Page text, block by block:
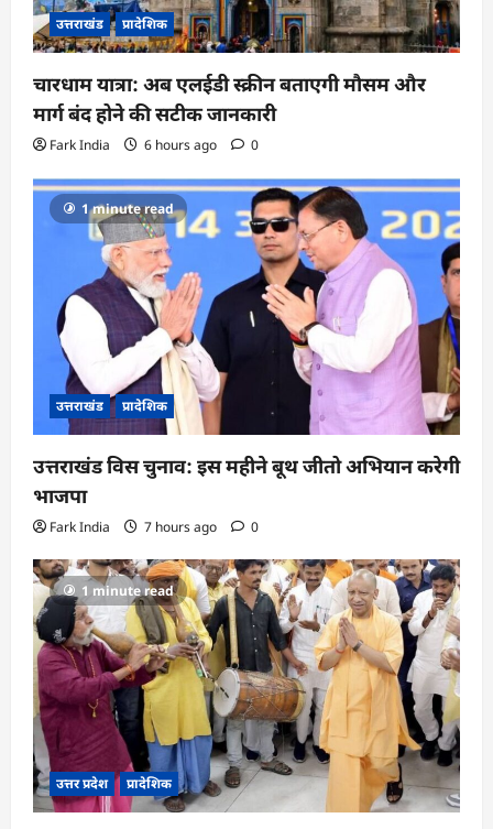
उत्तराखंड प्रादेशिक
चारधाम यात्रा: अब एलईडी स्क्रीन बताएगी मौसम और
मार्ग बंद होने की सटीक जानकारी
Fark India 6 hours ago 0
1 minute read
उत्तराखंड प्रादेशिक
उत्तराखंड विस चुनाव: इस महीने बूथ जीतो अभियान करेगी
भाजपा
Fark India 7 hours ago 0
1 minute read
उत्तर प्रदेश प्रादेशिक